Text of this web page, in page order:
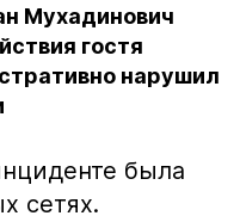
Мухадинович
гостя
нарушил
была
сетях.